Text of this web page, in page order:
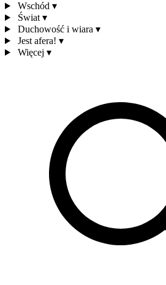
Wschód ▾
Świat ▾
Duchowość i wiara ▾
Jest afera! ▾
Więcej ▾